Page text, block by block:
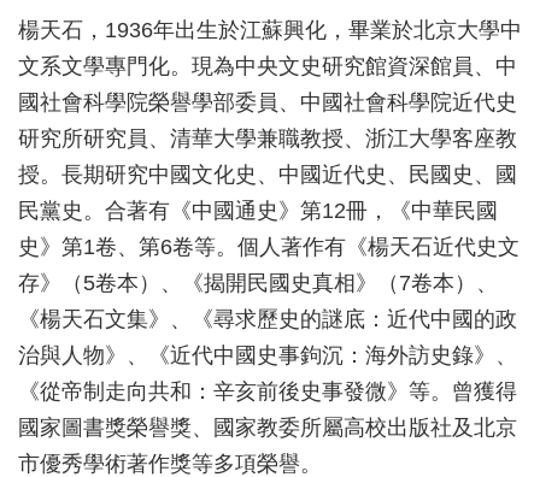
楊天石，1936年出生於江蘇興化，畢業於北京大學中
文系文學專門化。現為中央文史研究館資深館員、中
國社會科學院榮譽學部委員、中國社會科學院近代史
研究所研究員、清華大學兼職教授、浙江大學客座教
授。長期研究中國文化史、中國近代史、民國史、國
民黨史。合著有《中國通史》第12冊，《中華民國
史》第1卷、第6卷等。個人著作有《楊天石近代史文
存》（5卷本）、《揭開民國史真相》（7卷本）、
《楊天石文集》、《尋求歷史的謎底：近代中國的政
治與人物》、《近代中國史事鉤沉：海外訪史錄》、
《從帝制走向共和：辛亥前後史事發微》等。曾獲得
國家圖書獎榮譽獎、國家教委所屬高校出版社及北京
市優秀學術著作獎等多項榮譽。